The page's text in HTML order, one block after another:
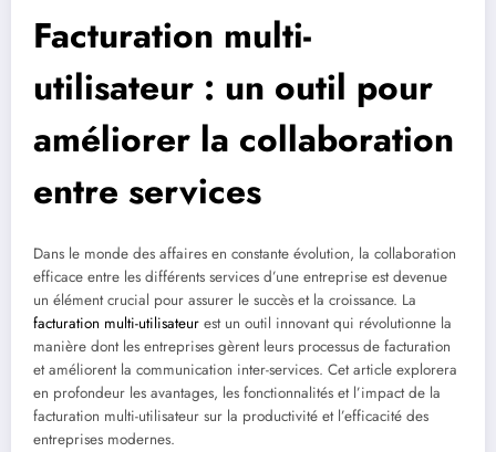
Facturation multi-
utilisateur : un outil pour
améliorer la collaboration
entre services
Dans le monde des affaires en constante évolution, la collaboration
efficace entre les différents services d’une entreprise est devenue
un élément crucial pour assurer le succès et la croissance. La
facturation multi-utilisateur est un outil innovant qui révolutionne la
manière dont les entreprises gèrent leurs processus de facturation
et améliorent la communication inter-services. Cet article explorera
en profondeur les avantages, les fonctionnalités et l’impact de la
facturation multi-utilisateur sur la productivité et l’efficacité des
entreprises modernes.